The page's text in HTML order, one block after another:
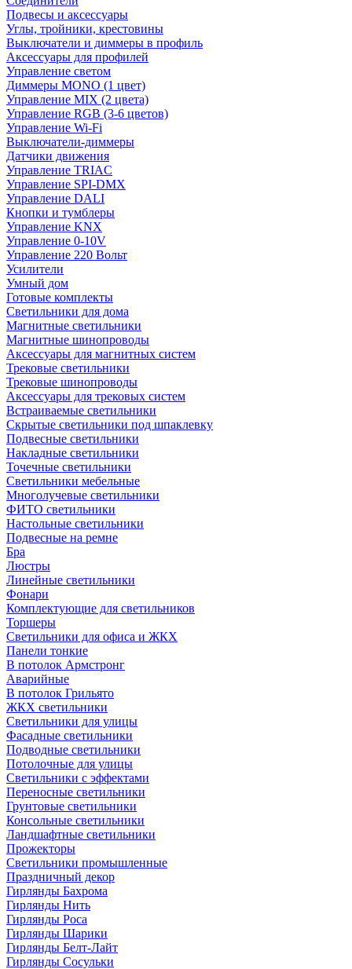
Подвесы и аксессуары
Углы, тройники, крестовины
Выключатели и диммеры в профиль
Аксессуары для профилей
Управление светом
Диммеры MONO (1 цвет)
Управление MIX (2 цвета)
Управление RGB (3-6 цветов)
Управление Wi-Fi
Выключатели-диммеры
Датчики движения
Управление TRIAC
Управление SPI-DMX
Управление DALI
Кнопки и тумблеры
Управление KNX
Управление 0-10V
Управление 220 Вольт
Усилители
Умный дом
Готовые комплекты
Светильники для дома
Магнитные светильники
Магнитные шинопроводы
Аксессуары для магнитных систем
Трековые светильники
Трековые шинопроводы
Аксессуары для трековых систем
Встраиваемые светильники
Скрытые светильники под шпаклевку
Подвесные светильники
Накладные светильники
Точечные светильники
Светильники мебельные
Многолучевые светильники
ФИТО светильники
Настольные светильники
Подвесные на ремне
Бра
Люстры
Линейные светильники
Фонари
Комплектующие для светильников
Торшеры
Светильники для офиса и ЖКХ
Панели тонкие
В потолок Армстронг
Аварийные
В потолок Грильято
ЖКХ светильники
Светильники для улицы
Фасадные светильники
Подводные светильники
Потолочные для улицы
Светильники с эффектами
Переносные светильники
Грунтовые светильники
Консольные светильники
Ландшафтные светильники
Прожекторы
Светильники промышленные
Праздничный декор
Гирлянды Бахрома
Гирлянды Нить
Гирлянды Роса
Гирлянды Шарики
Гирлянды Белт-Лайт
Гирлянды Сосульки